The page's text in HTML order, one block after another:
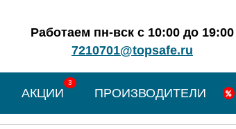
Работаем пн-вск с 10:00 до 19:00
7210701@topsafe.ru
3
АКЦИИ ПРОИЗВОДИТЕЛИ